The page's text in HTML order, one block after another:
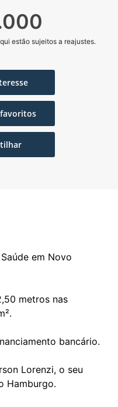
estão sujeitos a reajustes.
em Novo
metros nas
bancário.
Lorenzi, o seu
Hamburgo.